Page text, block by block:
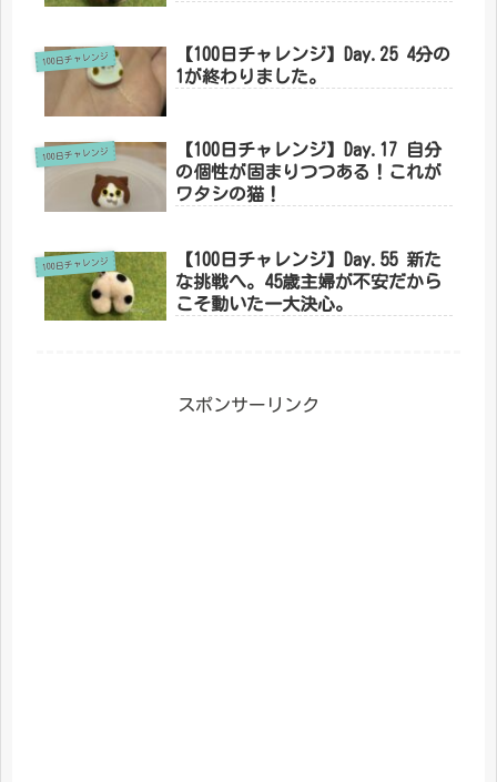
100日チャレンジ
【100日チャレンジ】Day.25 4分の
1が終わりました。
100日チャレンジ
【100日チャレンジ】Day.17 自分
の個性が固まりつつある！これが
ワタシの猫！
100日チャレンジ
【100日チャレンジ】Day.55 新た
な挑戦へ。45歳主婦が不安だから
こそ動いた一大決心。
スポンサーリンク